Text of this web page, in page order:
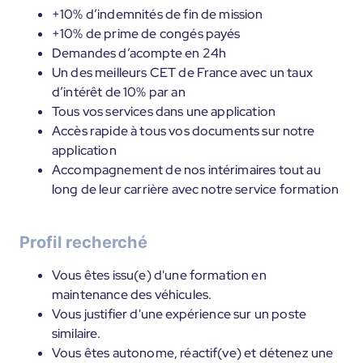
+10% d’indemnités de fin de mission
+10% de prime de congés payés
Demandes d’acompte en 24h
Un des meilleurs CET de France avec un taux
d’intérêt de 10% par an
Tous vos services dans une application
Accès rapide à tous vos documents sur notre
application
Accompagnement de nos intérimaires tout au
long de leur carrière avec notre service formation
Profil recherché
Vous êtes issu(e) d'une formation en
maintenance des véhicules.
Vous justifier d'une expérience sur un poste
similaire.
Vous êtes autonome, réactif(ve) et détenez une